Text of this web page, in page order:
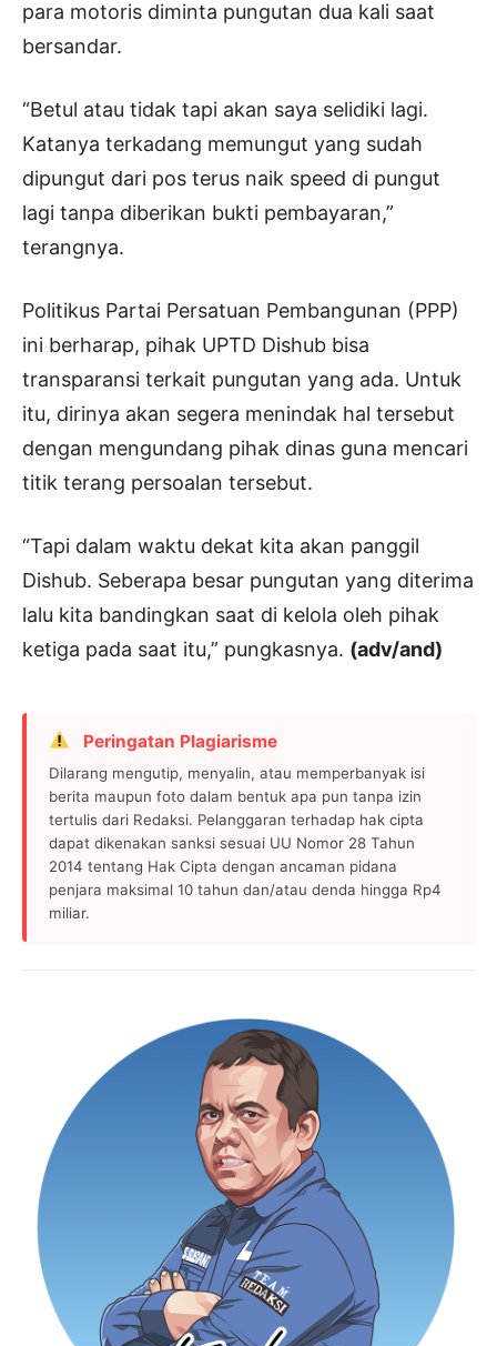
para motoris diminta pungutan dua kali saat
bersandar.
“Betul atau tidak tapi akan saya selidiki lagi.
Katanya terkadang memungut yang sudah
dipungut dari pos terus naik speed di pungut
lagi tanpa diberikan bukti pembayaran,”
terangnya.
Politikus Partai Persatuan Pembangunan (PPP)
ini berharap, pihak UPTD Dishub bisa
transparansi terkait pungutan yang ada. Untuk
itu, dirinya akan segera menindak hal tersebut
dengan mengundang pihak dinas guna mencari
titik terang persoalan tersebut.
“Tapi dalam waktu dekat kita akan panggil
Dishub. Seberapa besar pungutan yang diterima
lalu kita bandingkan saat di kelola oleh pihak
ketiga pada saat itu,” pungkasnya. (adv/and)
Peringatan Plagiarisme
Dilarang mengutip, menyalin, atau memperbanyak isi
berita maupun foto dalam bentuk apa pun tanpa izin
tertulis dari Redaksi. Pelanggaran terhadap hak cipta
dapat dikenakan sanksi sesuai UU Nomor 28 Tahun
2014 tentang Hak Cipta dengan ancaman pidana
penjara maksimal 10 tahun dan/atau denda hingga Rp4
miliar.